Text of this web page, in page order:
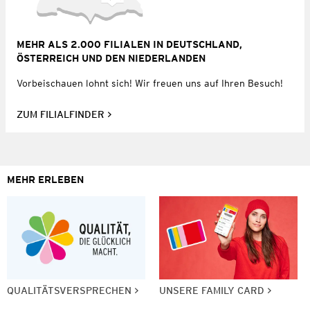
MEHR ALS 2.000 FILIALEN IN DEUTSCHLAND,
ÖSTERREICH UND DEN NIEDERLANDEN
Vorbeischauen lohnt sich! Wir freuen uns auf Ihren Besuch!
ZUM FILIALFINDER
MEHR ERLEBEN
QUALITÄTSVERSPRECHEN UNSERE FAMILY CARD